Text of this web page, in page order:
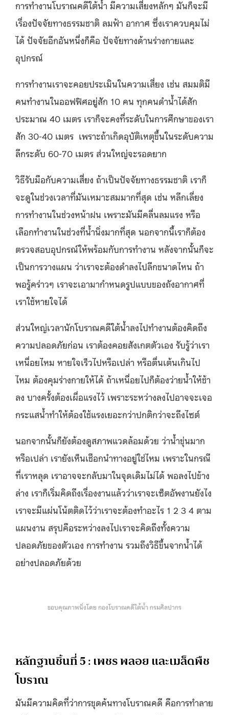
การทำงานโบราณคดีใต้น้ำ มีความเสี่ยงหลักๆ มันก็จะมี
เรื่องปัจจัยทางธรรมชาติ ลมฟ้า อากาศ ซึ่งเราควบคุมไม่
ได้ ปัจจัยอีกอันหนึ่งก็คือ ปัจจัยทางด้านร่างกายและ
อุปกรณ์
การทำงานเราจะคอยประเมินในความเสี่ยง เช่น สมมติมี
คนทำงานในออฟฟิศอยู่สัก 10 คน ทุกคนดำน้ำได้สัก
ประมาณ 40 เมตร เราก็จะคงที่ระดับในการศึกษาของเรา
สัก 30-40 เมตร เพราะถ้าเกิดอุบัติเหตุขึ้นในระดับความ
ลึกระดับ 60-70 เมตร ส่วนใหญ่จะรอดยาก
วิธีรับมือกับความเสี่ยง ถ้าเป็นปัจจัยทางธรรมชาติ เราก็
จะดูในช่วงเวลาที่มันเหมาะสมมากที่สุด เช่น หลีกเลี่ยง
การทำงานในช่วงหน้าฝน เพราะมันมีคลื่นลมแรง หรือ
เลือกทำงานในช่วงที่น้ำนิ่งมากที่สุด นอกจากนี้เราก็ต้อง
ตรวจสอบอุปกรณ์ให้พร้อมกับการทำงาน หลังจากนั้นก็จะ
เป็นการวางแผน ว่าเราจะต้องดำลงไปลึกขนาดไหน ถ้า
พอรู้คร่าวๆ เราจะเอามากำหนดรูปแบบของถังอากาศที่
เราใช้หายใจได้
ส่วนใหญ่เวลานักโบราณคดีใต้น้ำลงไปทำงานต้องคิดถึง
ความปลอดภัยก่อน เราต้องคอยสังเกตตัวเอง รับรู้ว่าเรา
เหนื่อยไหม หายใจเร็วไปหรือเปล่า หรือตื่นเต้นเกินไป
ไหม ต้องคุมร่างกายให้ได้ ถ้าเหนื่อยไปก็ต้องว่ายน้ำให้ช้า
ลง บางครั้งต้องเผื่อแรงไว้ เพราะระหว่างลงไปอาจจะเจอ
กระแสน้ำทำให้ต้องใช้แรงเยอะกว่าปกติกว่าจะถึงไซต์
นอกจากนั้นก็ยังต้องดูสภาพแวดล้อมด้วย ว่าน้ำขุ่นมาก
หรือเปล่า เรายังเห็นเชือกนำทางอยู่ใช่ไหม เพราะในกรณี
ที่เราหลุด เราอาจจะกลับมาในจุดเดิมไม่ได้ พอลงไปข้าง
ล่าง เราก็เริ่มคิดถึงเรื่องงานแล้วว่าเราจะเซ็ตอัพงานยังไง
เราจะมีแผ่นโน้ตติดไว้ว่าเราจะต้องทำอะไร 1 2 3 4 ตาม
แผนงาน สรุปคือระหว่างลงไปเราจะคิดถึงทั้งความ
ปลอดภัยของตัวเอง การทำงาน รวมถึงวิธีขึ้นจากน้ำได้
อย่างปลอดภัยด้วย
ขอบคุณภาพนิ่งโดย กองโบราณคดีใต้น้ำ กรมศิลปากร
หลักฐานชิ้นที่ 5 : เพชร พลอย และเมล็ดพืช
โบราณ
มันมีความคิดที่ว่าการขุดค้นทางโบราณคดี คือการทำลาย